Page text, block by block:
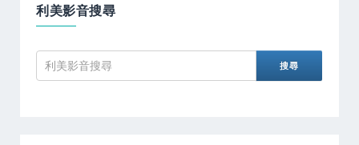
利美影音搜尋